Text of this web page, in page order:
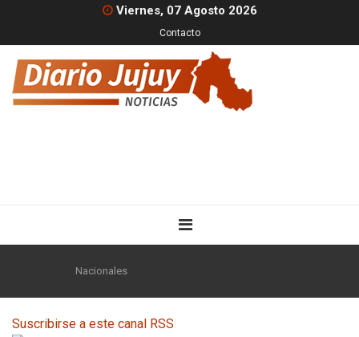
Viernes, 07 Agosto 2026
Contacto
Nacionales
Suscribirse a este canal RSS